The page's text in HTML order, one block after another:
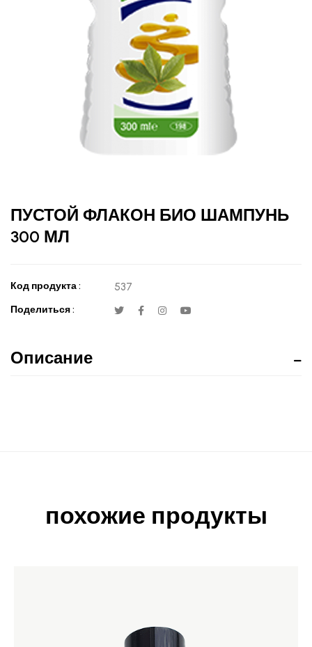
ПУСТОЙ ФЛАКОН БИО ШАМПУНЬ
300 МЛ
Код продукта : 537
Поделиться :
Описание
похожие продукты